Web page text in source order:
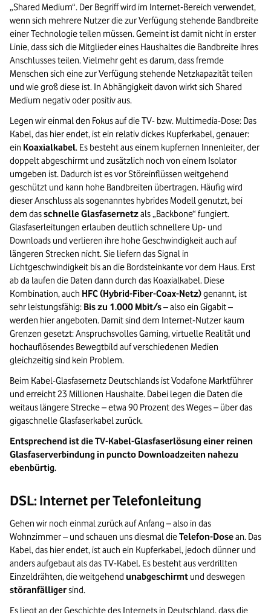
„Shared Medium“. Der Begriff wird im Internet-Bereich verwendet,
wenn sich mehrere Nutzer die zur Verfügung stehende Bandbreite
einer Technologie teilen müssen. Gemeint ist damit nicht in erster
Linie, dass sich die Mitglieder eines Haushaltes die Bandbreite ihres
Anschlusses teilen. Vielmehr geht es darum, dass fremde
Menschen sich eine zur Verfügung stehende Netzkapazität teilen
und wie groß diese ist. In Abhängigkeit davon wirkt sich Shared
Medium negativ oder positiv aus.
Legen wir einmal den Fokus auf die TV- bzw. Multimedia-Dose: Das
Kabel, das hier endet, ist ein relativ dickes Kupferkabel, genauer:
ein Koaxialkabel. Es besteht aus einem kupfernen Innenleiter, der
doppelt abgeschirmt und zusätzlich noch von einem Isolator
umgeben ist. Dadurch ist es vor Störeinflüssen weitgehend
geschützt und kann hohe Bandbreiten übertragen. Häufig wird
dieser Anschluss als sogenanntes hybrides Modell genutzt, bei
dem dasschnelle Glasfasernetzals „Backbone“ fungiert.
Glasfaserleitungen erlauben deutlich schnellere Up- und
Downloads und verlieren ihre hohe Geschwindigkeit auch auf
längeren Strecken nicht. Sie liefern das Signal in
Lichtgeschwindigkeit bis an die Bordsteinkante vor dem Haus. Erst
ab da laufen die Daten dann durch das Koaxialkabel. Diese
Kombination, auch HFC (Hybrid-Fiber-Coax-Netz)genannt, ist
sehr leistungsfähig: Bis zu 1.000 Mbit/s– also ein Gigabit –
werden hier angeboten. Damit sind dem Internet-Nutzer kaum
Grenzen gesetzt: Anspruchsvolles Gaming, virtuelle Realität und
hochauflösendes Bewegtbild auf verschiedenen Medien
gleichzeitig sind kein Problem.
Beim Kabel-Glasfasernetz Deutschlands ist Vodafone Marktführer
und erreicht 23 Millionen Haushalte. Dabei legen die Daten die
weitaus längere Strecke – etwa 90 Prozent des Weges – über das
gigaschnelle Glasfaserkabel zurück.
Entsprechend ist die TV-Kabel-Glasfaserlösung einer reinen
Glasfaserverbindung in puncto Downloadzeiten nahezu
ebenbürtig.
DSL: Internet per Telefonleitung
Gehen wir noch einmal zurück auf Anfang – also in das
Wohnzimmer – und schauen uns diesmal dieTelefon-Dosean. Das
Kabel, das hier endet, ist auch ein Kupferkabel, jedoch dünner und
anders aufgebaut als das TV-Kabel. Es besteht aus verdrillten
Einzeldrähten, die weitgehend unabgeschirmt und deswegen
störanfälligersind.
Es liegt an der Geschichte des Internets in Deutschland, dass die